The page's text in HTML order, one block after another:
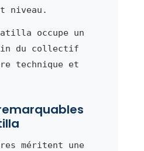
niveau.
occupe un
du collectif
technique et
méritent une